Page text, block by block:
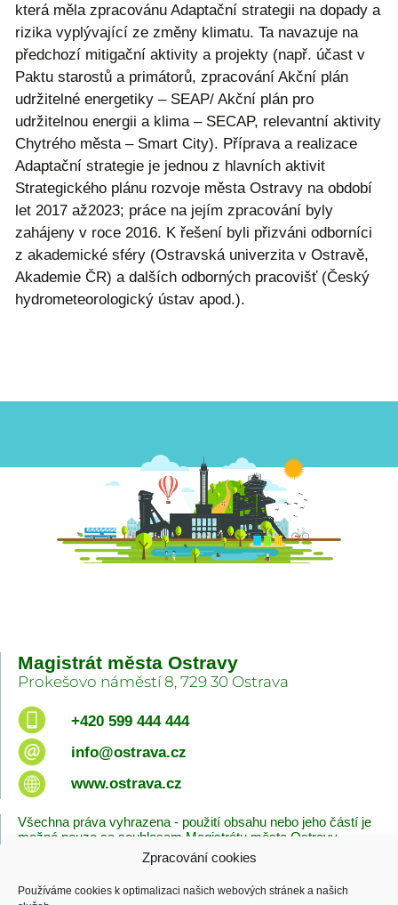
Zpracování cookies
Používáme cookies k optimalizaci našich webových stránek a našich
která měla zpracovánu Adaptační strategii na dopady a
rizika vyplývající ze změny klimatu. Ta navazuje na
předchozí mitigační aktivity a projekty (např. účast v
Paktu starostů a primátorů, zpracování Akční plán
udržitelné energetiky – SEAP/ Akční plán pro
udržitelnou energii a klima – SECAP, relevantní aktivity
Chytrého města – Smart City). Příprava a realizace
Adaptační strategie je jednou z hlavních aktivit
Strategického plánu rozvoje města Ostravy na období
let 2017 až2023; práce na jejím zpracování byly
zahájeny v roce 2016. K řešení byli přizváni odborníci
z akademické sféry (Ostravská univerzita v Ostravě,
Akademie ČR) a dalších odborných pracovišť (Český
hydrometeorologický ústav apod.).
Magistrát města Ostravy
Prokešovo náměstí 8, 729 30 Ostrava
+420 599 444 444
info@ostrava.cz
www.ostrava.cz
Všechna práva vyhrazena - použití obsahu nebo jeho částí je
možné pouze se souhlasem Magistrátu města Ostravy.